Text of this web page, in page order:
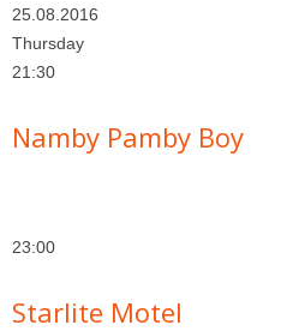
25.08.2016
Thursday
21:30
Namby Pamby Boy
23:00
Starlite Motel